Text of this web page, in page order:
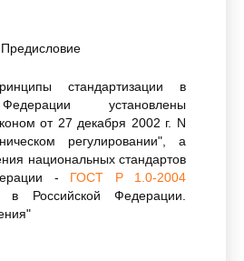
Предисловие
стандартизации в
установлены
от 27 декабря 2002 г. N
регулировании", а
национальных стандартов
- ГОСТ Р 1.0-2004
в Российской Федерации.